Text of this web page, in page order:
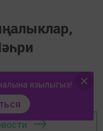
язылыгыз!